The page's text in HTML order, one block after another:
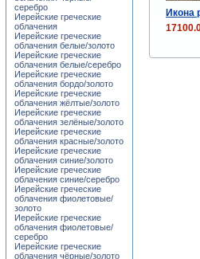
Икона
серебро
Иерейские греческие
облачения
Иерейские греческие
облачения белые/золото
Иерейские греческие
облачения белые/серебро
Иерейские греческие
облачения бордо/золото
Иерейские греческие
облачения жёлтые/золото
Иерейские греческие
облачения зелёные/золото
Иерейские греческие
облачения красные/золото
Иерейские греческие
облачения синие/золото
Иерейские греческие
облачения синие/серебро
Иерейские греческие
облачения фиолетовые/
золото
Иерейские греческие
облачения фиолетовые/
серебро
Иерейские греческие
облачения чёрные/золото